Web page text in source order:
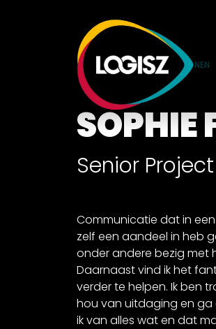
HOME TEAM SOPHIE FRONEN
SOPHIE
Senior
Communicatie dat in
zelf een aandeel in heb
onder andere bezig met
Daarnaast vind ik het
verder te helpen. Ik ben
hou van uitdaging en ga
ik van alles wat en dat